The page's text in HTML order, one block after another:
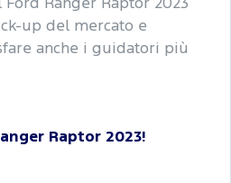
Ranger Raptor 2023
up del mercato e
anche i guidatori più
Raptor 2023!